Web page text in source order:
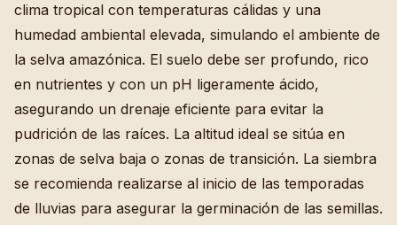
clima tropical con temperaturas cálidas y una
humedad ambiental elevada, simulando el ambiente de
la selva amazónica. El suelo debe ser profundo, rico
en nutrientes y con un pH ligeramente ácido,
asegurando un drenaje eficiente para evitar la
pudrición de las raíces. La altitud ideal se sitúa en
zonas de selva baja o zonas de transición. La siembra
se recomienda realizarse al inicio de las temporadas
de lluvias para asegurar la germinación de las semillas.